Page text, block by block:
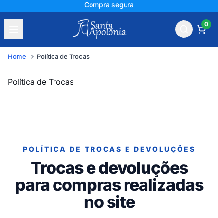
Compra segura
0
Home Política de Trocas
Política de Trocas
POLÍTICA DE TROCAS E DEVOLUÇÕES
Trocas e devoluções
para compras realizadas
no site